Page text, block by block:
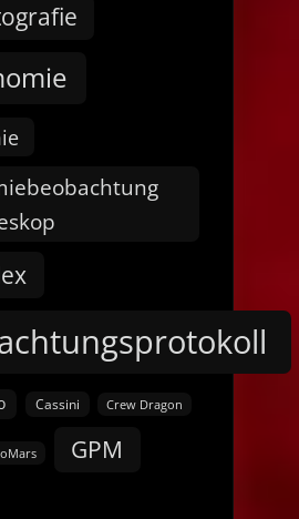
Cassini Crew Dragon
GPM